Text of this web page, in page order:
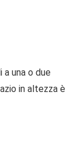
una o due
in altezza è